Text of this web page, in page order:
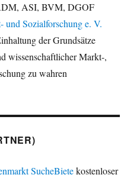
ASI, BVM, DGOF
und Sozialforschung e. V.
der Grundsätze
wissenschaftlicher Markt-,
zu wahren
SucheBietekostenloser